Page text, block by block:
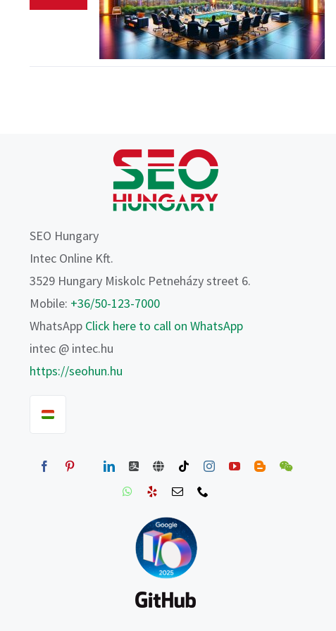
SEO Hungary
Intec Online Kft.
3529 Hungary Miskolc Petneházy street 6.
Mobile: +36/50-123-7000
WhatsApp Click here to call on WhatsApp
intec @ intec.hu
https://seohun.hu